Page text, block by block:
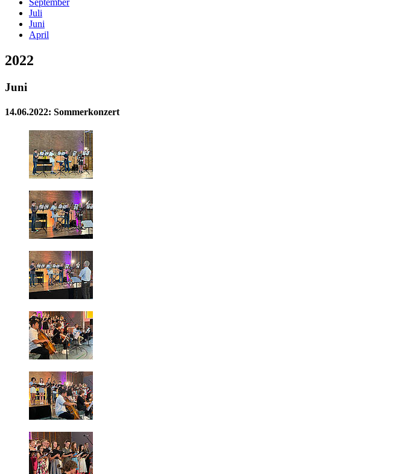
September
Juli
Juni
April
2022
Juni
14.06.2022: Sommerkonzert